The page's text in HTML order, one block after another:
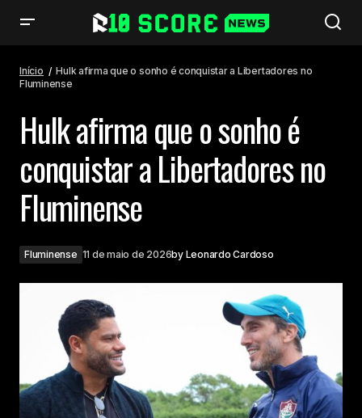
Início
Hulk afirma que o sonho é conquistar a Libertadores no
Fluminense
Hulk afirma que o sonho é
conquistar a Libertadores no
Fluminense
Fluminense 11 de maio de 2026by Leonardo Cardoso